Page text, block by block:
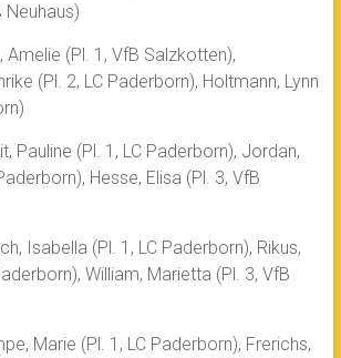
Amelie (Pl. 1, VfB Salzkotten),
(Pl. 2, LC Paderborn), Holtmann, Lynn
Pauline (Pl. 1, LC Paderborn), Jordan,
Hesse, Elisa (Pl. 3, VfB
Isabella (Pl. 1, LC Paderborn), Rikus,
William, Marietta (Pl. 3, VfB
Marie (Pl. 1, LC Paderborn), Frerichs,